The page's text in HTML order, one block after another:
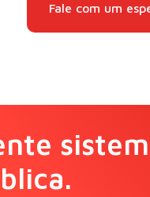
Fale com um